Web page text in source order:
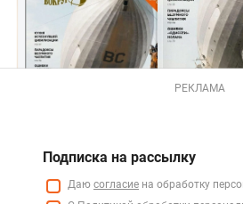
РЕКЛАМА
Подписка на рассылку
Даю согласие на обработку